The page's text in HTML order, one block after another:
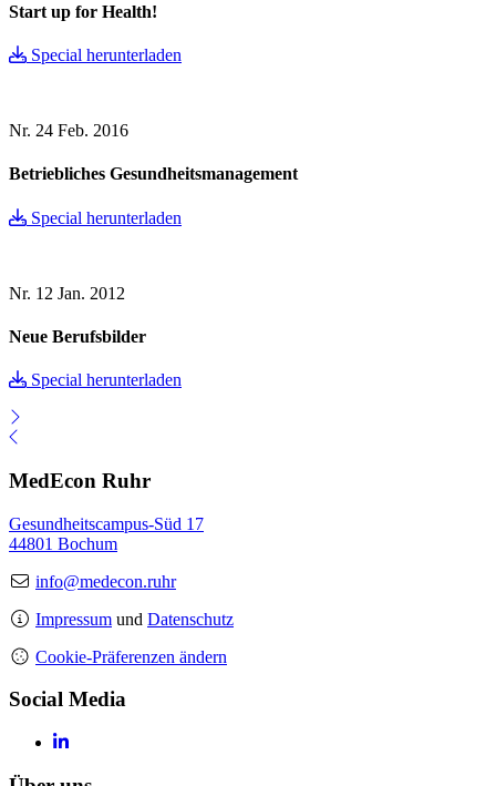
Start up for Health!
Special herunterladen
Nr. 24 Feb. 2016
Betriebliches Gesundheitsmanagement
Special herunterladen
Nr. 12 Jan. 2012
Neue Berufsbilder
Special herunterladen
MedEcon Ruhr
Gesundheitscampus-Süd 17
44801 Bochum
info@medecon.ruhr
Impressum und Datenschutz
Cookie-Präferenzen ändern
Social Media